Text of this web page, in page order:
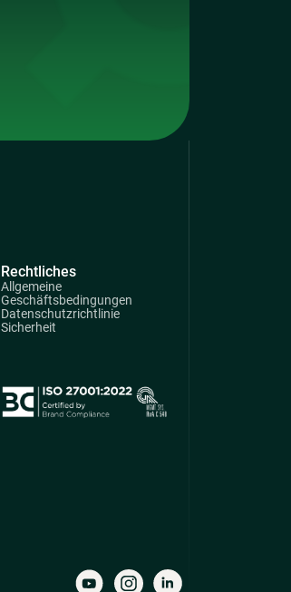
Rechtliches
Allgemeine
Geschäftsbedingungen
Datenschutzrichtlinie
Sicherheit